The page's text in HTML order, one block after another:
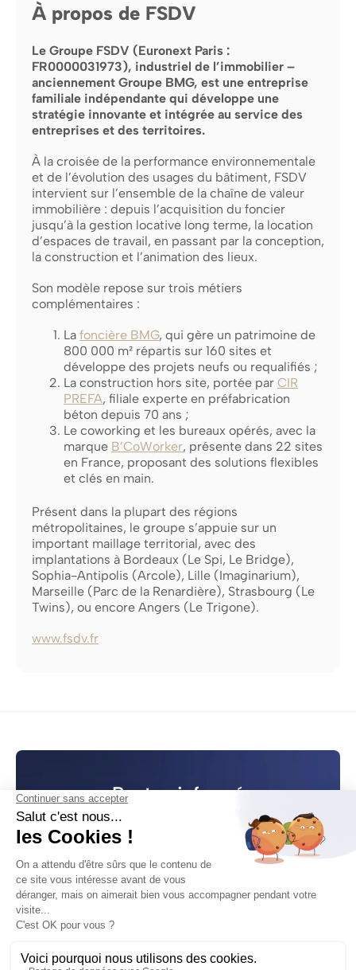
À propos de FSDV
Le Groupe FSDV (Euronext Paris :
FR0000031973), industriel de l’immobilier –
anciennement Groupe BMG, est une entreprise
familiale indépendante qui développe une
stratégie innovante et intégrée au service des
entreprises et des territoires.
À la croisée de la performance environnementale
et de l’évolution des usages du bâtiment, FSDV
intervient sur l’ensemble de la chaîne de valeur
immobilière : depuis l’acquisition du foncier
jusqu’à la gestion locative long terme, la location
d’espaces de travail, en passant par la conception,
la construction et l’animation des lieux.
Son modèle repose sur trois métiers
complémentaires :
La foncière BMG, qui gère un patrimoine de
800 000 m² répartis sur 160 sites et
développe des projets neufs ou requalifiés ;
La construction hors site, portée par CIR
PREFA, filiale experte en préfabrication
béton depuis 70 ans ;
Le coworking et les bureaux opérés, avec la
marque B’CoWorker, présente dans 22 sites
en France, proposant des solutions flexibles
et clés en main.
Présent dans la plupart des régions
métropolitaines, le groupe s’appuie sur un
important maillage territorial, avec des
implantations à Bordeaux (Le Spi, Le Bridge),
Sophia-Antipolis (Arcole), Lille (Imaginarium),
Marseille (Parc de la Renardière), Strasbourg (Le
Twins), ou encore Angers (Le Trigone).
www.fsdv.fr
Restez informé
de l’actualité de FSDV
S’abonner à la Newsletter
CONTACT
Nous contacter
Nous rejoindre
LÉGAL
Politique de confidentialité
Mentions légales